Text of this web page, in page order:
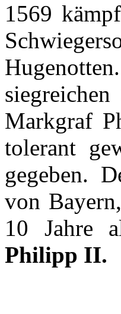
1569
Hugenotten
siegreichen
Markgraf
tolerant
gegeben.
von Bayern
10 Jahre
Philipp II.